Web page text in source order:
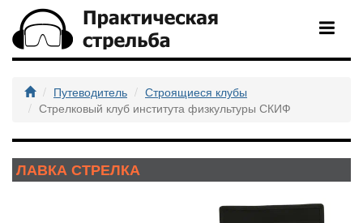
Путеводитель
Строящиеся клубы
Стрелковый клуб института физкультуры СКИФ
ЛАВКА СТРЕЛКА